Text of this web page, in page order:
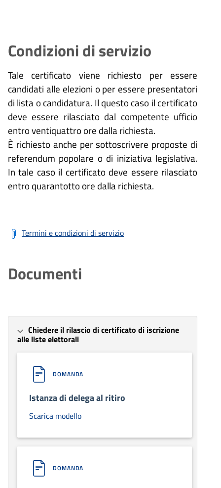
Condizioni di servizio
Tale certificato viene richiesto per essere
candidati alle elezioni o per essere presentatori
di lista o candidatura. Il questo caso il certificato
deve essere rilasciato dal competente ufficio
entro ventiquattro ore dalla richiesta.
È richiesto anche per sottoscrivere proposte di
referendum popolare o di iniziativa legislativa.
In tale caso il certificato deve essere rilasciato
entro quarantotto ore dalla richiesta.
Termini e condizioni di servizio
Documenti
Chiedere il rilascio di certificato di iscrizione
alle liste elettorali
DOMANDA
Istanza di delega al ritiro
Scarica modello
DOMANDA